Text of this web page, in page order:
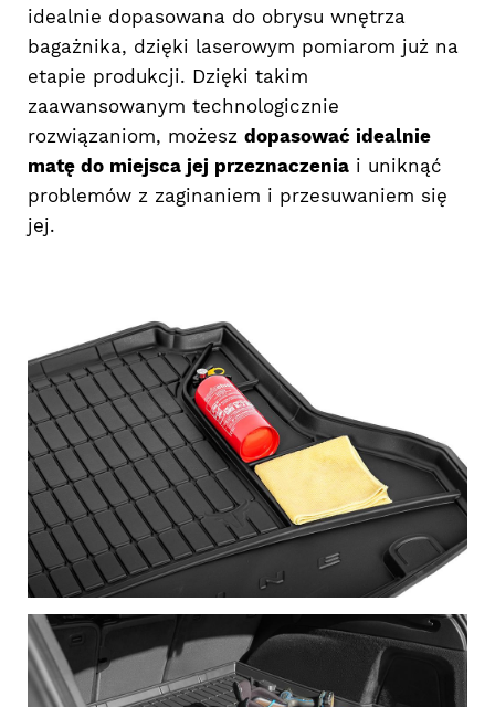
idealnie dopasowana do obrysu wnętrza
bagażnika, dzięki laserowym pomiarom już na
etapie produkcji. Dzięki takim
zaawansowanym technologicznie
rozwiązaniom, możesz dopasować idealnie
matę do miejsca jej przeznaczenia i uniknąć
problemów z zaginaniem i przesuwaniem się
jej.